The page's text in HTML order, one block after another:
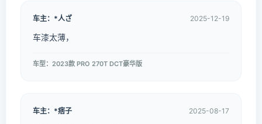
车主：*人ざ 2025-12-19
车漆太薄，
车型：2023款 PRO 270T DCT豪华版
车主：*痞子 2025-08-17